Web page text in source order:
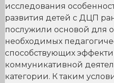
исследования
развития детей с ДЦП
послужили основой для
необходимых
способствующих
коммуникативной
категории. К таким